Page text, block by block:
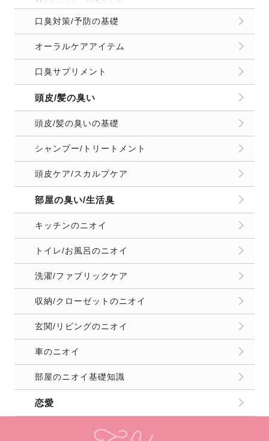
頭皮ケア/スカルプケア
部屋の臭い/生活臭
キッチンのニオイ
トイレ/お風呂のニオイ
洗濯/ファブリックケア
収納/クローゼットのニオイ
玄関/リビングのニオイ
車のニオイ
部屋のニオイ基礎知識
恋愛
お問合せ 運営者情報